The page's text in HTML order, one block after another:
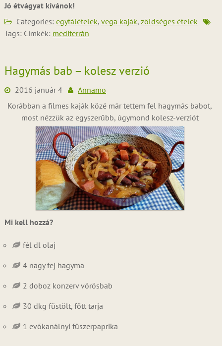
Jó étvágyat kívánok!
Categories: egytálételek, vega kaják, zöldséges ételek
Tags: Címkék: mediterrán
Hagymás bab – kolesz verzió
2016 január 4
Annamo
Korábban a filmes kaják közé már tettem fel hagymás babot,
most nézzük az egyszerűbb, úgymond kolesz-verziót
Mi kell hozzá?
fél dl olaj
4 nagy fej hagyma
2 doboz konzerv vörösbab
30 dkg füstölt, főtt tarja
1 evőkanálnyi fűszerpaprika